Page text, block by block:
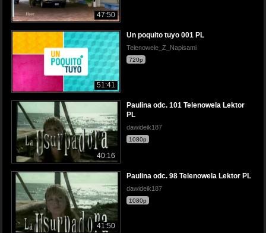
47:50
51:41
Un poquito tuyo 001 PL
Telenowele_Z_Napisami
720p
40:16
Paulina odc. 101 Telenowela Lektor
PL
dawideik187
1080p
41:50
Paulina odc. 98 Telenowela Lektor PL
dawideik187
1080p